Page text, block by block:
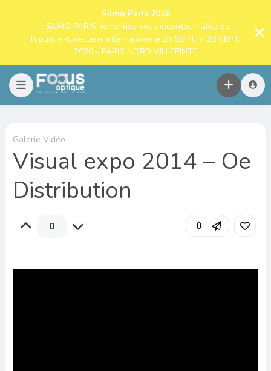
Silmo Paris 2026
: SILMO PARIS, le rendez-vous incontournable de
l’optique-lunetterie internationale 25 SEPT. > 28 SEPT.
2026 - PARIS NORD VILLEPINTE
Galerie Vidéo
Visual expo 2014 – Oe
Distribution
0 0